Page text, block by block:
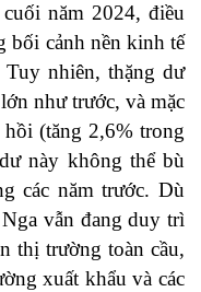
năm 2024, điều
bối cảnh nền kinh tế
nhiên, thặng dư
như trước, và mặc
(tăng 2,6% trong
này không thể bù
các năm trước. Dù
vẫn đang duy trì
thị trường toàn cầu,
xuất khẩu và các